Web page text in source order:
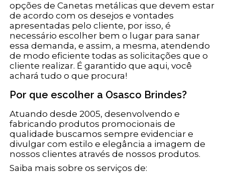
opções de Canetas metálicas que devem estar
de acordo com os desejos e vontades
apresentadas pelo cliente, por isso, é
necessário escolher bem o lugar para sanar
essa demanda, e assim, a mesma, atendendo
de modo eficiente todas as solicitações que o
cliente realizar. É garantido que aqui, você
achará tudo o que procura!
Por que escolher a Osasco Brindes?
Atuando desde 2005, desenvolvendo e
fabricando produtos promocionais de
qualidade buscamos sempre evidenciar e
divulgar com estilo e elegância a imagem de
nossos clientes através de nossos produtos.
Saiba mais sobre os serviços de: